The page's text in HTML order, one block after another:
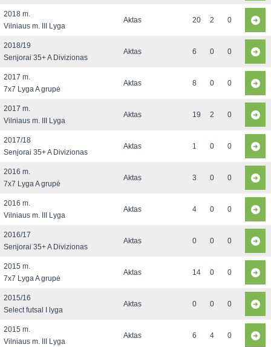
2018 m.
Vilniaus m. III Lyga
Aktas 20 2 0
2018/19
Senjorai 35+ A Divizionas
Aktas 6 0 0
2017 m.
7x7 Lyga A grupė
Aktas 8 0 0
2017 m.
Vilniaus m. III Lyga
Aktas 19 2 0
2017/18
Senjorai 35+ A Divizionas
Aktas 1 0 0
2016 m.
7x7 Lyga A grupė
Aktas 3 0 0
2016 m.
Vilniaus m. III Lyga
Aktas 4 0 0
2016/17
Senjorai 35+ A Divizionas
Aktas 0 0 0
2015 m.
7x7 Lyga A grupė
Aktas 14 0 0
2015/16
Select futsal I lyga
Aktas 0 0 0
2015 m.
Vilniaus m. III Lyga
Aktas 6 4 0